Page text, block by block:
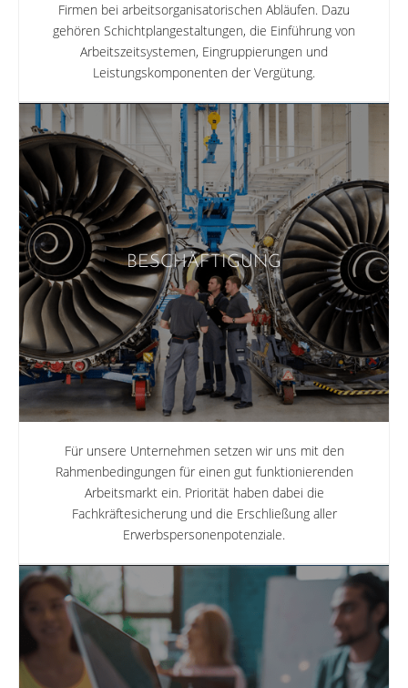
Firmen bei arbeitsorganisatorischen Abläufen. Dazu
gehören Schichtplangestaltungen, die Einführung von
Arbeitszeitsystemen, Eingruppierungen und
Leistungskomponenten der Vergütung.
BESCHÄFTIGUNG
Für unsere Unternehmen setzen wir uns mit den
Rahmenbedingungen für einen gut funktionierenden
Arbeitsmarkt ein. Priorität haben dabei die
Fachkräftesicherung und die Erschließung aller
Erwerbspersonenpotenziale.